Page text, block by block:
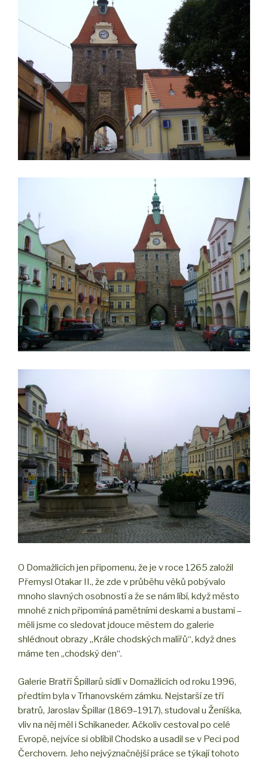
O Domažlicích jen připomenu, že je v roce 1265 založil
Přemysl Otakar II., že zde v průběhu věků pobývalo
mnoho slavných osobností a že se nám líbí, když město
mnohé z nich připomíná pamětními deskami a bustami –
měli jsme co sledovat jdouce městem do galerie
shlédnout obrazy „Krále chodských malířů“, když dnes
máme ten „chodský den“.
Galerie Bratří Špillarů sídlí v Domažlicích od roku 1996,
předtím byla v Trhanovském zámku. Nejstarší ze tří
bratrů, Jaroslav Špillar (1869–1917), studoval u Ženíška,
vliv na něj měl i Schikaneder. Ačkoliv cestoval po celé
Evropě, nejvíce si oblíbil Chodsko a usadil se v Peci pod
Čerchovem. Jeho nejvýznačnější práce se týkají tohoto